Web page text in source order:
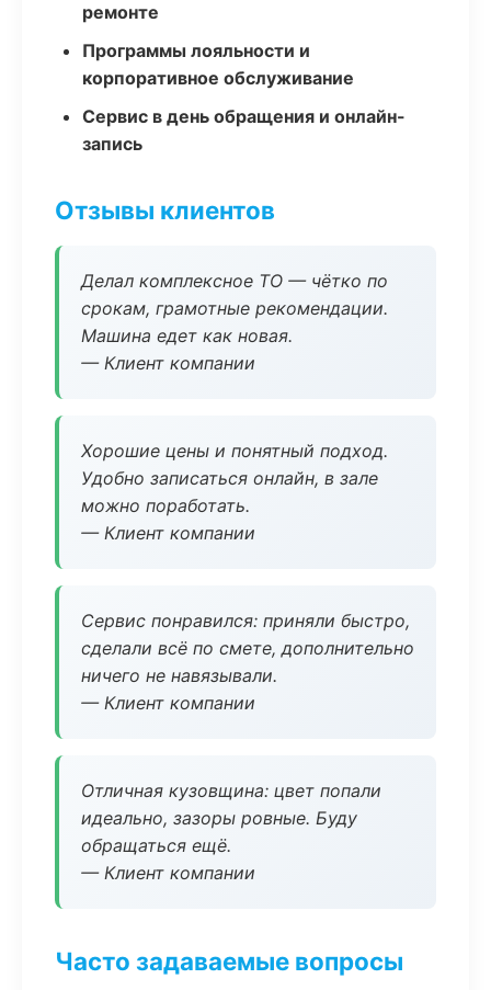
ремонте
Программы лояльности и
корпоративное обслуживание
Сервис в день обращения и онлайн-
запись
Отзывы клиентов
Делал комплексное ТО — чётко по
срокам, грамотные рекомендации.
Машина едет как новая.
— Клиент компании
Хорошие цены и понятный подход.
Удобно записаться онлайн, в зале
можно поработать.
— Клиент компании
Сервис понравился: приняли быстро,
сделали всё по смете, дополнительно
ничего не навязывали.
— Клиент компании
Отличная кузовщина: цвет попали
идеально, зазоры ровные. Буду
обращаться ещё.
— Клиент компании
Часто задаваемые вопросы